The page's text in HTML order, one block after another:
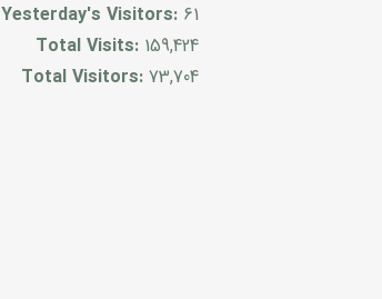
Yesterday's Visitors: 61
Total Visits: 159,424
Total Visitors: 73,704